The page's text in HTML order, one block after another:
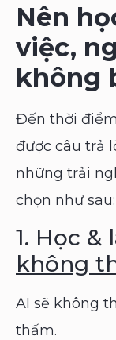
Nên
việc,
không
Đến thời
được câu trả
những trải
chọn như sau:
1. Học
không
AI sẽ không
thấm.